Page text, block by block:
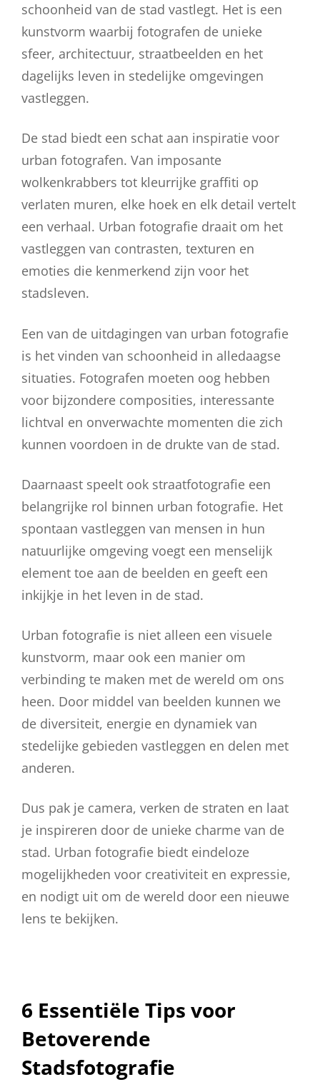
schoonheid van de stad vastlegt. Het is een
kunstvorm waarbij fotografen de unieke
sfeer, architectuur, straatbeelden en het
dagelijks leven in stedelijke omgevingen
vastleggen.
De stad biedt een schat aan inspiratie voor
urban fotografen. Van imposante
wolkenkrabbers tot kleurrijke graffiti op
verlaten muren, elke hoek en elk detail vertelt
een verhaal. Urban fotografie draait om het
vastleggen van contrasten, texturen en
emoties die kenmerkend zijn voor het
stadsleven.
Een van de uitdagingen van urban fotografie
is het vinden van schoonheid in alledaagse
situaties. Fotografen moeten oog hebben
voor bijzondere composities, interessante
lichtval en onverwachte momenten die zich
kunnen voordoen in de drukte van de stad.
Daarnaast speelt ook straatfotografie een
belangrijke rol binnen urban fotografie. Het
spontaan vastleggen van mensen in hun
natuurlijke omgeving voegt een menselijk
element toe aan de beelden en geeft een
inkijkje in het leven in de stad.
Urban fotografie is niet alleen een visuele
kunstvorm, maar ook een manier om
verbinding te maken met de wereld om ons
heen. Door middel van beelden kunnen we
de diversiteit, energie en dynamiek van
stedelijke gebieden vastleggen en delen met
anderen.
Dus pak je camera, verken de straten en laat
je inspireren door de unieke charme van de
stad. Urban fotografie biedt eindeloze
mogelijkheden voor creativiteit en expressie,
en nodigt uit om de wereld door een nieuwe
lens te bekijken.
6 Essentiële Tips voor
Betoverende
Stadsfotografie